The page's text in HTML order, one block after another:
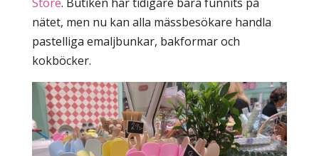
nätet, men nu kan alla mässbesökare handla
pastelliga emaljbunkar, bakformar och
kokböcker.